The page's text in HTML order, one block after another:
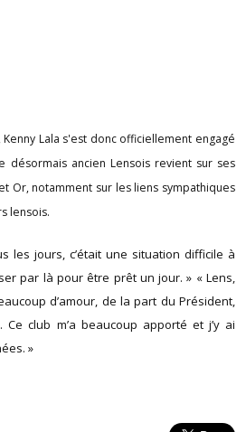
Kenny Lala s'est donc officiellement engagé
désormais ancien Lensois revient sur ses
Or, notamment sur les liens sympathiques
lensois.
les jours, c’était une situation difficile à
par là pour être prêt un jour. » « Lens,
d’amour, de la part du Président,
club m’a beaucoup apporté et j’y ai
»